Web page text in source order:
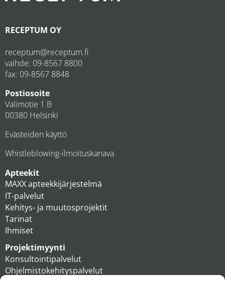
RECEPTUM OY
receptum@receptum.fi
vaihde: 09-8567 8800
fax: 09-8567 8848
Postiosoite
Valimotie 1 B
00380 Helsinki
Evästeiden käyttö
Whistleblowing-ilmoituskanava
Apteekit
MAXX apteekkijärjestelmä
IT-palvelut
Kehitys- ja muutosprojektit
Tarinat
Ihmiset
Projektimyynti
Konsultointipalvelut
Ohjelmistokehityspalvelut